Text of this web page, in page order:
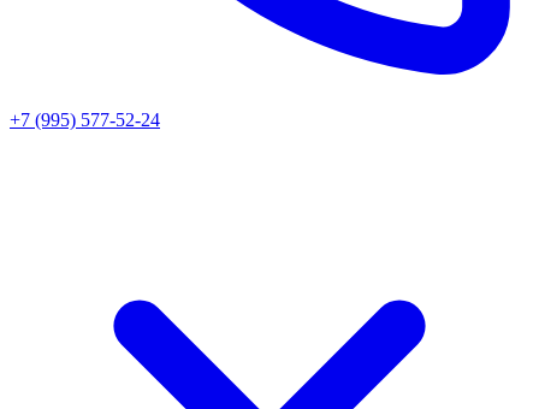
+7 (995) 577-52-24